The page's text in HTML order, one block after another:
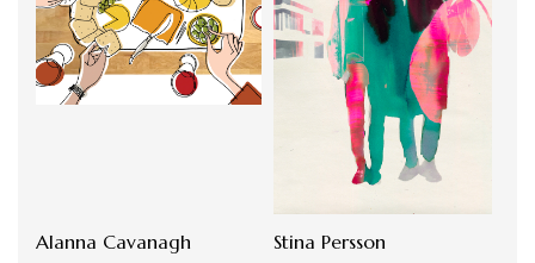
Alanna Cavanagh Stina Persson